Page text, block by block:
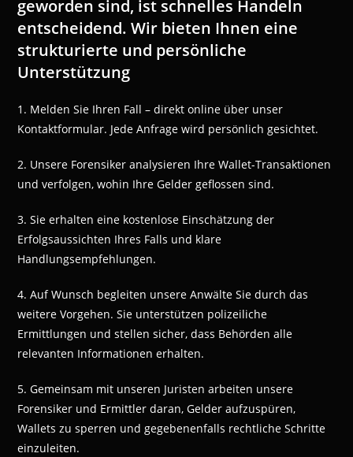
geworden sind, ist schnelles Handeln
entscheidend. Wir bieten Ihnen eine
strukturierte und persönliche
Unterstützung
1. Melden Sie Ihren Fall – direkt online über unser
Kontaktformular. Jede Anfrage wird persönlich gesichtet.
2. Unsere Forensiker analysieren Ihre Wallet-Transaktionen
und verfolgen, wohin Ihre Gelder geflossen sind.
3. Sie erhalten eine kostenlose Einschätzung der
Erfolgsaussichten Ihres Falls und klare
Handlungsempfehlungen.
4. Auf Wunsch begleiten unsere Anwälte Sie durch das
weitere Vorgehen. Sie unterstützen polizeiliche
Ermittlungen und stellen sicher, dass Behörden alle
relevanten Informationen erhalten.
5. Gemeinsam mit unseren Juristen arbeiten unsere
Forensiker und Ermittler daran, Gelder aufzuspüren,
Wallets zu sperren und gegebenenfalls rechtliche Schritte
einzuleiten.